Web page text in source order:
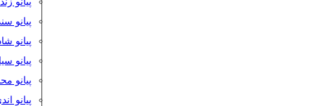
پیانو
پیانو
پیانو
پیانو
پیانو